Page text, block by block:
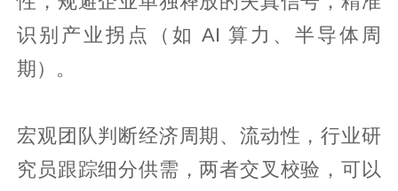
识别产业拐点（如 AI 算力、半导体周
期）。
宏观团队判断经济周期、流动性，行业研
究员跟踪细分供需，两者交叉校验，可以